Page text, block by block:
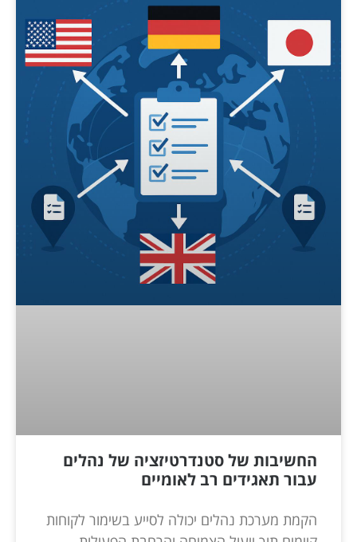
החשיבות של סטנדרטיזציה של נהלים
עבור תאגידים רב לאומיים
הקמת מערכת נהלים יכולה לסייע בשימור לקוחות